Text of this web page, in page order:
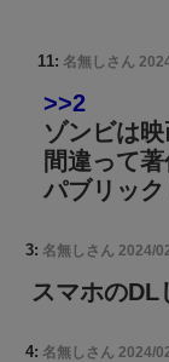
11: 名無しさん
>>2
ゾンビは
間違って
パブリッ
3: 名無しさん 2024/
スマホのDL
4: 名無しさん 2024/